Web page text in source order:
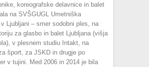
koreografske delavnice in balet
na SVŠGUGL Umetniška
Ljubljani – smer sodobni ples, na
za glasbo in balet Ljubljana (višja
v plesnem studiu Intakt, na
šport, za JSKD in drugje po
v tujini. Med 2006 in 2014 je bila